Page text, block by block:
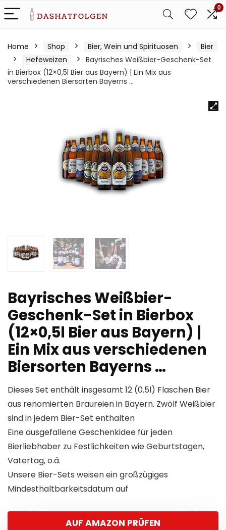
0
Home Shop Bier, Wein und Spirituosen
Bier
Hefeweizen
Bayrisches Weißbier-Geschenk-Set
in Bierbox (12×0,5l Bier aus Bayern) | Ein Mix aus
verschiedenen Biersorten Bayerns …
Bayrisches Weißbier-
Geschenk-Set in Bierbox
(12×0,5l Bier aus Bayern) |
Ein Mix aus verschiedenen
Biersorten Bayerns …
Dieses Set enthält insgesamt 12 (0.5l) Flaschen Bier
aus renomierten Braureien in Bayern. Zwölf Weißbier
sind in jedem Bier-Set enthalten
Eine ausgefallene Geschenkidee für jeden
Bierliebhaber zu Festlichkeiten wie Geburtstagen,
Vatertag, o.ä.
Unsere Bier-Sets weisen ein großzügiges
Mindesthaltbarkeitsdatum auf
AUF AMAZON PRÜFEN